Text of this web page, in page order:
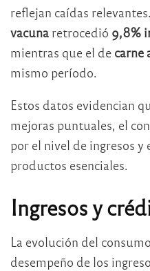
reflejan caídas
vacuna retrocedió 9,8%
mientras que el de carne
mismo período.
Estos datos evidencian
mejoras puntuales, el
por el nivel de ingresos y
productos esenciales.
Ingresos y
La evolución del
desempeño de los